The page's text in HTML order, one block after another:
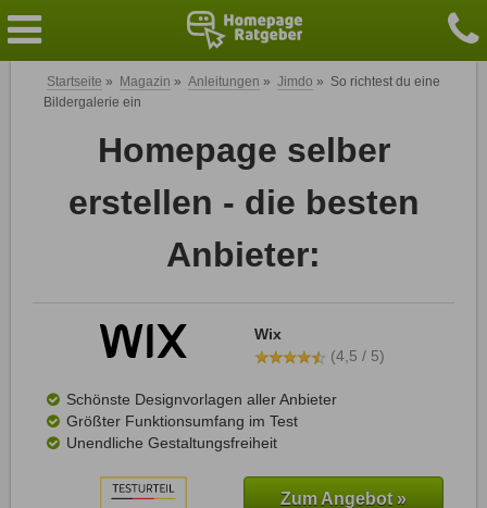
Startseite » Magazin » Anleitungen » Jimdo » So richtest du eine
Bildergalerie ein
Homepage selber
erstellen - die besten
Anbieter:
Wix
(4,5 / 5)
Schönste Designvorlagen aller Anbieter
Größter Funktionsumfang im Test
Unendliche Gestaltungsfreiheit
Zum Angebot »